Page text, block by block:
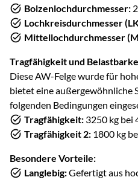
Bolzenlochdurchmesser:
Lochkreisdurchmesser
Mittellochdurchmesser
Tragfähigkeit und
Diese AW-Felge wurde für
bietet eine außergewöhnliche
folgenden Bedingungen
Tragfähigkeit: 3250 kg bei
Tragfähigkeit 2: 1800 kg
Besondere Vorteile:
Langlebig:Gefertigt aus